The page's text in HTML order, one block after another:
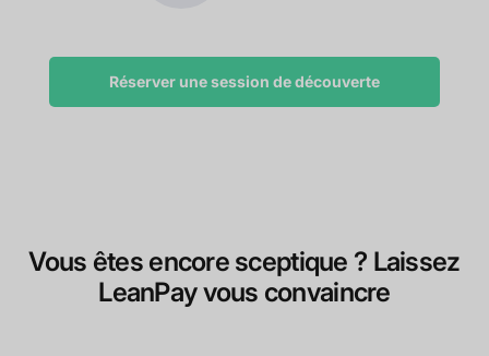
Réserver une session de découverte
Vous êtes encore sceptique ? Laissez
LeanPay vous convaincre